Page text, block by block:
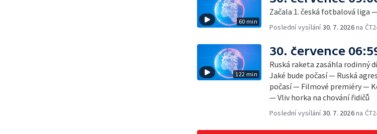
60 min
Začala 1. česká fotbalová liga
Poslední vysílání30. 7. 2026na
122 min
30. července
Ruská raketa zasáhla rodinný
Jaké bude počasí — Ruská
počasí — Filmové premiéry —
— Vliv horka na chování řidičů
Poslední vysílání30. 7. 2026na